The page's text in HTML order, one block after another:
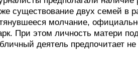
существование двух семей в
молчание,
При этом личность матери
деятель предпочитает не